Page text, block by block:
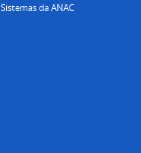
Sistemas da ANAC